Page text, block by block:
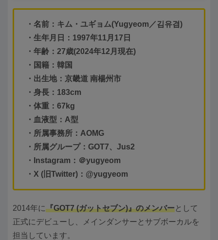
・名前： キム・ユギョム(Yugyeom ／김유겸)
・生年月日：1997年11月17日
・年齢：27歳(2024年12月現在)
・国籍：韓国
・出生地： 京畿道 南楊州市
・身長：183cm
・体重：67kg
・血液型：A型
・所属事務所：AOMG
・所属グループ：GOT7、Jus2
・Instagram：＠yugyeom
・X (旧Twitter) ：@yugyeom
2014年に『GOT7 (ガットセブン)』のメンバーとして
正式にデビューし、メインダンサーとサブボーカルを
担当しています。